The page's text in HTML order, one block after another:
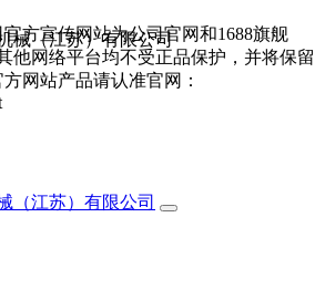
（江苏）有限公司
方宣传网站为公司官网和1688旗舰
他网络平台均不受正品保护，并将保留
网站产品请认准官网：